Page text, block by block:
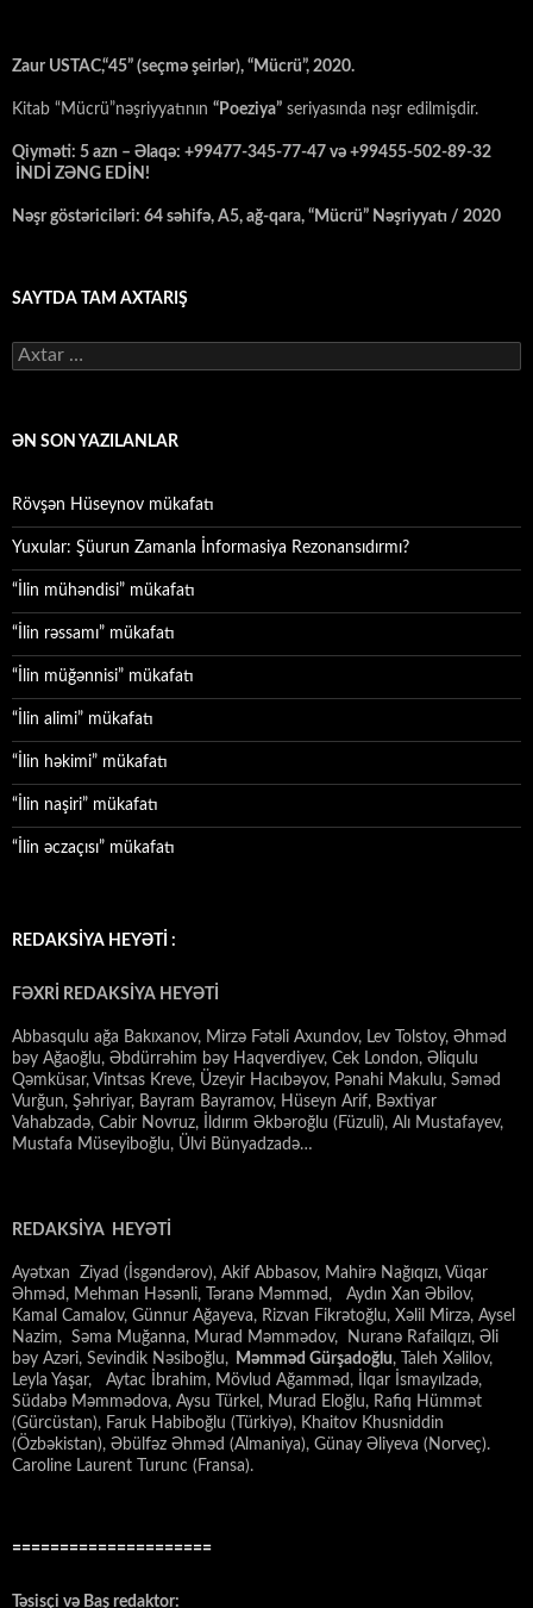
Zaur USTAC,“45” (seçmə şeirlər), “Mücrü”, 2020.
Kitab “Mücrü”nəşriyyatının “Poeziya” seriyasında nəşr edilmişdir.
Qiyməti: 5 azn – Əlaqə: +99477-345-77-47 və +99455-502-89-32
İNDİ ZƏNG EDİN!
Nəşr göstəriciləri: 64 səhifə, A5, ağ-qara, “Mücrü” Nəşriyyatı / 2020
SAYTDA TAM AXTARIŞ
Axtarış:
ƏN SON YAZILANLAR
Rövşən Hüseynov mükafatı
Yuxular: Şüurun Zamanla İnformasiya Rezonansıdırmı?
“İlin mühəndisi” mükafatı
“İlin rəssamı” mükafatı
“İlin müğənnisi” mükafatı
“İlin alimi” mükafatı
“İlin həkimi” mükafatı
“İlin naşiri” mükafatı
“İlin əczaçısı” mükafatı
REDAKSİYA HEYƏTİ :
FƏXRİ REDAKSİYA HEYƏTİ
Abbasqulu ağa Bakıxanov, Mirzə Fətəli Axundov, Lev Tolstoy, Əhməd
bəy Ağaoğlu, Əbdürrəhim bəy Haqverdiyev, Cek London, Əliqulu
Qəmküsar, Vintsas Kreve, Üzeyir Hacıbəyov, Pənahi Makulu, Səməd
Vurğun, Şəhriyar, Bayram Bayramov, Hüseyn Arif, Bəxtiyar
Vahabzadə, Cabir Novruz, İldırım Əkbəroğlu (Füzuli), Alı Mustafayev,
Mustafa Müseyiboğlu, Ülvi Bünyadzadə…
REDAKSİYA HEYƏTİ
Ayətxan Ziyad (İsgəndərov), Akif Abbasov, Mahirə Nağıqızı, Vüqar
Əhməd, Mehman Həsənli, Təranə Məmməd, Aydın Xan Əbilov,
Kamal Camalov, Günnur Ağayeva, Rizvan Fikrətoğlu, Xəlil Mirzə, Aysel
Nazim, Səma Muğanna, Murad Məmmədov, Nuranə Rafailqızı, Əli
bəy Azəri, Sevindik Nəsiboğlu, Məmməd Gürşadoğlu, Taleh Xəlilov,
Leyla Yaşar, Aytac İbrahim, Mövlud Ağamməd, İlqar İsmayılzadə,
Südabə Məmmədova, Aysu Türkel, Murad Eloğlu, Rafiq Hümmət
(Gürcüstan), Faruk Habiboğlu (Türkiyə), Khaitov Khusniddin
(Özbəkistan), Əbülfəz Əhməd (Almaniya), Günay Əliyeva (Norveç).
Caroline Laurent Turunc (Fransa).
=====================
Təsisçi və Baş redaktor: